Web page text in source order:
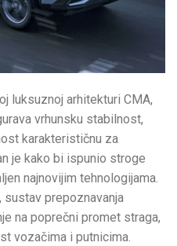
luksuznoj arhitekturi CMA,
vrhunsku stabilnost,
karakterističnu za
je kako bi ispunio stroge
najnovijim tehnologijama.
prepoznavanja
na poprečni promet straga,
vozačima i putnicima.